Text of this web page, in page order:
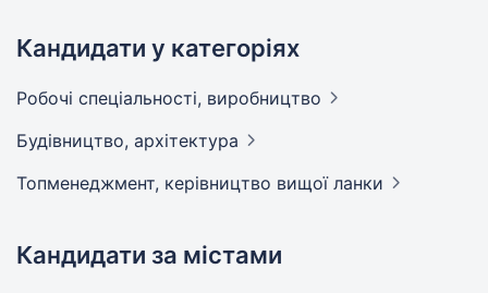
Кандидати у категоріях
Робочі спеціальності, виробництво
Будівництво, архітектура
Топменеджмент, керівництво вищої ланки
Кандидати за містами